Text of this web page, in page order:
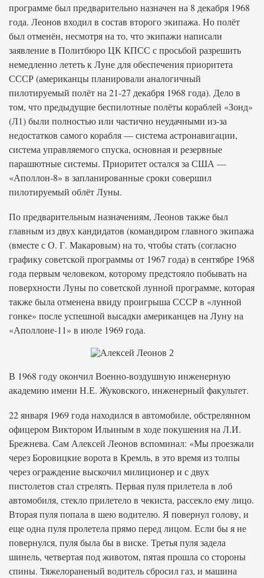
программе был предварительно назначен на 8 декабря 1968
года. Леонов входил в состав второго экипажа. Но полёт
был отменён, несмотря на то, что экипажи написали
заявление в Политбюро ЦК КПСС с просьбой разрешить
немедленно лететь к Луне для обеспечения приоритета
СССР (американцы планировали аналогичный
пилотируемый полёт на 21-27 декабря 1968 года). Дело в
том, что предыдущие беспилотные полёты кораблей «Зонд»
(Л1) были полностью или частично неудачными из-за
недостатков самого корабля — система астронавигации,
система управляемого спуска, основная и резервные
парашютные системы. Приоритет остался за США —
«Аполлон-8» в запланированные сроки совершил
пилотируемый облёт Луны.
По предварительным назначениям, Леонов также был
главным из двух кандидатов (командиром главного экипажа
(вместе с О. Г. Макаровым) на то, чтобы стать (согласно
графику советской программы от 1967 года) в сентябре 1968
года первым человеком, которому предстояло побывать на
поверхности Луны по советской лунной программе, которая
также была отменена ввиду проигрыша СССР в «лунной
гонке» после успешной высадки американцев на Луну на
«Аполлоне-11» в июле 1969 года.
В 1968 году окончил Военно-воздушную инженерную
академию имени Н.Е. Жуковского, инженерный факультет.
22 января 1969 года находился в автомобиле, обстрелянном
офицером Виктором Ильиным в ходе покушения на Л.И.
Брежнева. Сам Алексей Леонов вспоминал: «Мы проезжали
через Боровицкие ворота в Кремль, в это время из толпы
через ограждение выскочил милиционер и с двух
пистолетов стал стрелять. Первая пуля прилетела в лоб
автомобиля, стекло прилетело в чекиста, рассекло ему лицо.
Вторая пуля попала в шею водителю. Я повернул голову, и
еще одна пуля пролетела прямо перед лицом. Если бы я не
повернулся, пуля была бы в виске. Третья пуля задела
шинель, четвертая под животом, пятая прошла со стороны
спины. Тяжелораненый водитель сбросил газ, и машина